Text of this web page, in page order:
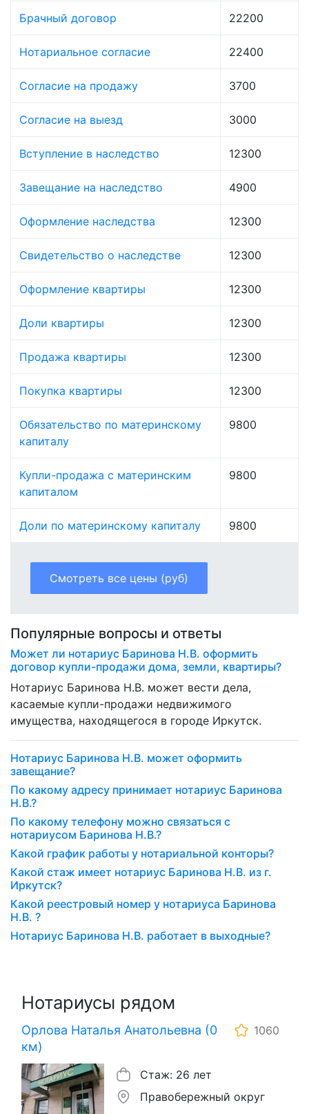
Брачный договор 22200
Нотариальное согласие 22400
Согласие на продажу 3700
Согласие на выезд 3000
Вступление в наследство 12300
Завещание на наследство 4900
Оформление наследства 12300
Свидетельство о наследстве 12300
Оформление квартиры 12300
Доли квартиры 12300
Продажа квартиры 12300
Покупка квартиры 12300
Обязательство по материнскому
капиталу
9800
Купли-продажа с материнским
капиталом
9800
Доли по материнскому капиталу 9800
Смотреть все цены (руб)
Популярные вопросы и ответы
Может ли нотариус Баринова Н.В. оформить
договор купли-продажи дома, земли, квартиры?
Нотариус Баринова Н.В. может вести дела,
касаемые купли-продажи недвижимого
имущества, находящегося в городе Иркутск.
Нотариус Баринова Н.В. может оформить
завещание?
По какому адресу принимает нотариус Баринова
Н.В.?
По какому телефону можно связаться с
нотариусом Баринова Н.В.?
Какой график работы у нотариальной конторы?
Какой стаж имеет нотариус Баринова Н.В. из г.
Иркутск?
Какой реестровый номер у нотариуса Баринова
Н.В. ?
Нотариус Баринова Н.В. работает в выходные?
Нотариусы рядом
Орлова Наталья Анатольевна (0
км)
1060
Стаж: 26 лет
Правобережный округ